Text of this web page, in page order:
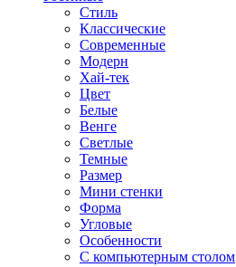
Стиль
Классические
Современные
Модерн
Хай-тек
Цвет
Белые
Венге
Светлые
Темные
Размер
Мини стенки
Форма
Угловые
Особенности
С компьютерным столом